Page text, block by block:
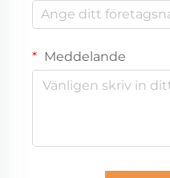
Meddelande